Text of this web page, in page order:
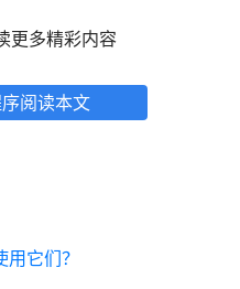
更多精彩内容
阅读本文
它们？